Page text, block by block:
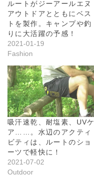
ルートがジーアールエヌ
アウトドアとともにベス
トを製作。キャンプや釣
りに大活躍の予感！
2021-01-19
Fashion
吸汗速乾、耐塩素、UVケ
ア……。水辺のアクティ
ビティは、ルートのショ
ーツで軽快に！
2021-07-02
Outdoor